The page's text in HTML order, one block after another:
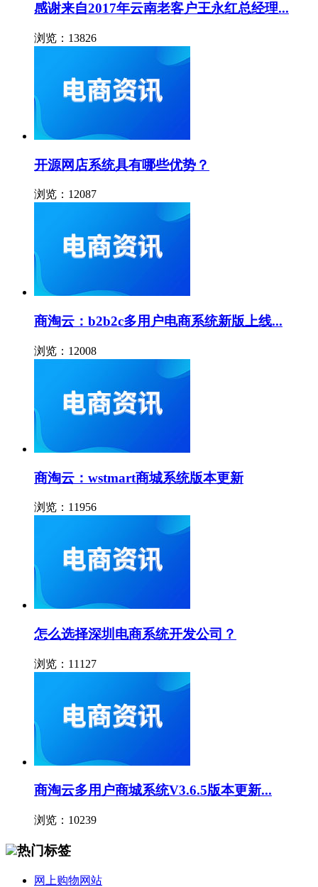
感谢来自2017年云南老客户王永红总经理...
浏览：13826
开源网店系统具有哪些优势？
浏览：12087
商淘云：b2b2c多用户电商系统新版上线...
浏览：12008
商淘云：wstmart商城系统版本更新
浏览：11956
怎么选择深圳电商系统开发公司？
浏览：11127
商淘云多用户商城系统V3.6.5版本更新...
浏览：10239
热门标签
网上购物网站